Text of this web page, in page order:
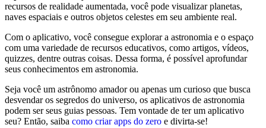
recursos de realidade aumentada, você pode visualizar planetas,
naves espaciais e outros objetos celestes em seu ambiente real.
Com o aplicativo, você consegue explorar a astronomia e o espaço
com uma variedade de recursos educativos, como artigos, vídeos,
quizzes, dentre outras coisas. Dessa forma, é possível aprofundar
seus conhecimentos em astronomia.
Seja você um astrônomo amador ou apenas um curioso que busca
desvendar os segredos do universo, os aplicativos de astronomia
podem ser seus guias pessoas. Tem vontade de ter um aplicativo
seu? Então, saiba como criar apps do zero e divirta-se!